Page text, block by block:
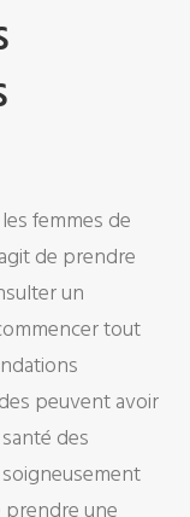
femmes de
de prendre
un
tout
peuvent avoir
des